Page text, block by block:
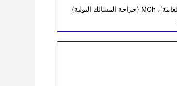
دكتور عبد الفتاح مستشار التخصص: جراحة المسالك البولية مؤهلات: MS (الجراحة العامة)، MCh (جراحة المسالك البولية)